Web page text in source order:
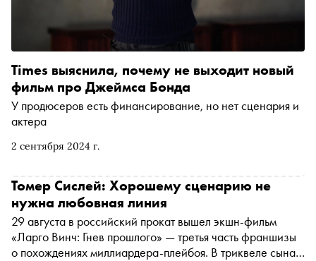
2 сентября 2024 г.
Times выяснила, почему не выходит новый
фильм про Джеймса Бонда
У продюсеров есть финансирование, но нет сценария и
актера
Томер Сислей: Хорошему сценарию не
нужна любовная линия
29 августа в российский прокат вышел экшн-фильм
«Ларго Винч: Гнев прошлого» — третья часть франшизы
о похождениях миллиардера-плейбоя. В триквеле сына